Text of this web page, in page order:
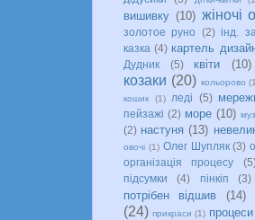
вишивку (10) жіночі
золотое руно (2) інд.
казка (4) картель
Дудник
(5) квіти (10)
козаки (20) кольорово
кошик
(1) леді (5)
пейзажі (2) море (10)
(2) настуня (13)
овочі (1) Олег Шупляк (3)
організація процесу
підсумки
(4) пінкіп (3)
потрібен відшив (14)
(24) прикраси (1) процеси